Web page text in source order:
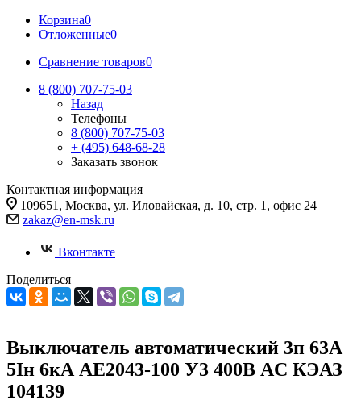
Корзина0
Отложенные0
Сравнение товаров0
8 (800) 707-75-03
Назад
Телефоны
8 (800) 707-75-03
+ (495) 648-68-28
Заказать звонок
Контактная информация
109651, Москва, ул. Иловайская, д. 10, стр. 1, офис 24
zakaz@en-msk.ru
Вконтакте
Поделиться
Выключатель автоматический 3п 63А
5Iн 6кА АЕ2043-100 У3 400В AC КЭАЗ
104139